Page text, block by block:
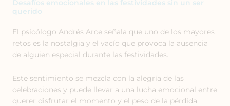
Desafíos emocionales en las festividades sin un ser
querido
El psicólogo Andrés Arce señala que uno de los mayores
retos es la nostalgia y el vacío que provoca la ausencia
de alguien especial durante las festividades.
Este sentimiento se mezcla con la alegría de las
celebraciones y puede llevar a una lucha emocional entre
querer disfrutar el momento y el peso de la pérdida.